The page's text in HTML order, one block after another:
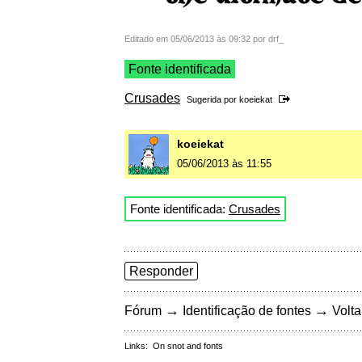
Editado em 05/06/2013 às 09:32 por drf_
Fonte identificada
Crusades Sugerida por koeiekat
koeiekat
05/06/2013 às 11:55
Fonte identificada: Crusades
Responder
Fórum → Identificação de fontes →
Links: On snot and fonts